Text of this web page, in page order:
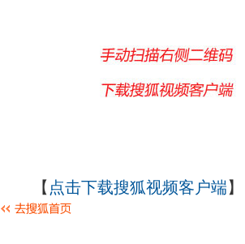
【 点击下载搜狐视频客户端】